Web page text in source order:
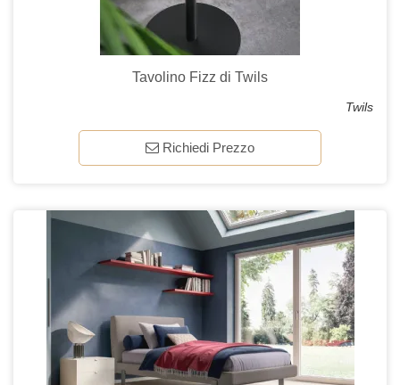
Tavolino Fizz di Twils
Twils
Richiedi Prezzo